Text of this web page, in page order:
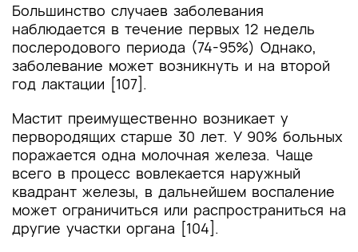
Большинство случаев заболевания
наблюдается в течение первых 12 недель
послеродового периода (74-95%) Однако,
заболевание может возникнуть и на второй
год лактации [107].
Мастит преимущественно возникает у
первородящих старше 30 лет. У 90% больных
поражается одна молочная железа. Чаще
всего в процесс вовлекается наружный
квадрант железы, в дальнейшем воспаление
может ограничиться или распространиться на
другие участки органа [104].